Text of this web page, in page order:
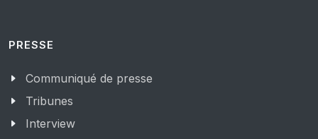
PRESSE
Communiqué de presse
Tribunes
Interview